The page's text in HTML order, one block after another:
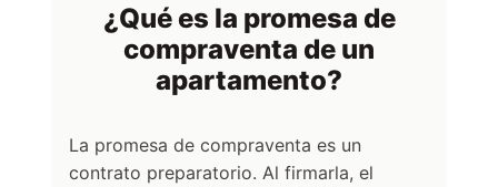
¿Qué es la promesa de
compraventa de un
apartamento?
La promesa de compraventa es un
contrato preparatorio. Al firmarla, el